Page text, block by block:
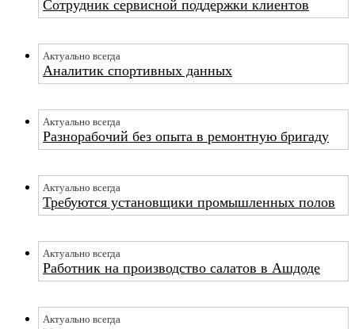
Сотрудник сервисной поддержки клиентов
Актуально всегда
Аналитик спортивных данных
Актуально всегда
Разнорабочий без опыта в ремонтную бригаду
Актуально всегда
Требуются установщики промышленных полов
Актуально всегда
Работник на производство салатов в Ашдоде
Актуально всегда